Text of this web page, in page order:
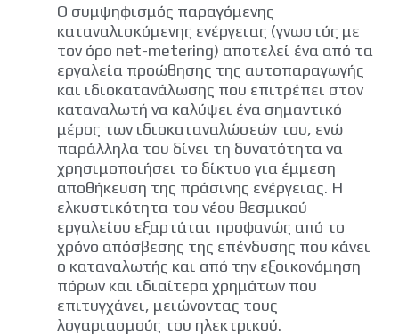
O συμψηφισμός παραγόμενης
καταναλισκόμενης ενέργειας (γνωστός με
τον όρο net-metering) αποτελεί ένα από τα
εργαλεία προώθησης της αυτοπαραγωγής
και ιδιοκατανάλωσης που επιτρέπει στον
καταναλωτή να καλύψει ένα σημαντικό
μέρος των ιδιοκαταναλώσεών του, ενώ
παράλληλα του δίνει τη δυνατότητα να
χρησιμοποιήσει το δίκτυο για έμμεση
αποθήκευση της πράσινης ενέργειας. Η
ελκυστικότητα του νέου θεσμικού
εργαλείου εξαρτάται προφανώς από το
χρόνο απόσβεσης της επένδυσης που κάνει
ο καταναλωτής και από την εξοικονόμηση
πόρων και ιδιαίτερα χρημάτων που
επιτυγχάνει, μειώνοντας τους
λογαριασμούς του ηλεκτρικού.